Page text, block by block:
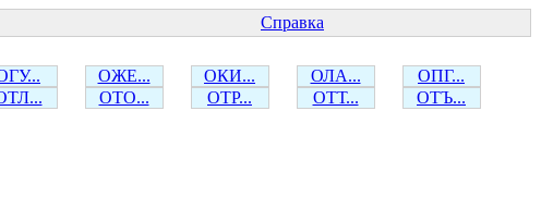
Справка
ОЖЕ... ОКИ... ОЛА...
ОПГ...
ОТО... ОТР... ОТТ...
ОТЪ...